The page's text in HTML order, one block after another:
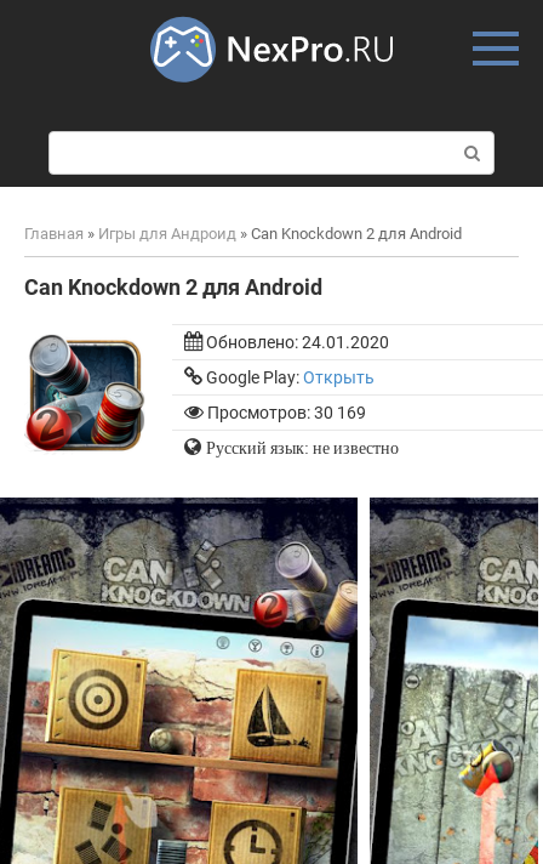
о
и
к
Главная » Игры для Андроид » Can Knockdown 2 для Android
Can Knockdown 2 для Android
Обновлено:24.01.2020
Google Play:Открыть
Просмотров: 30 169
Русский язык: не известно